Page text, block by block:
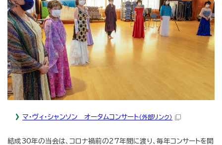
マ・ヴィ・シャンソン オータムコンサート（外部リンク）
結成30年の当会は、コロナ禍前の27年間に渡り、毎年コンサートを開